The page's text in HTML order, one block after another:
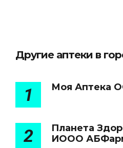
Другие аптеки в
1 Моя Аптека
2
Планета
ИООО